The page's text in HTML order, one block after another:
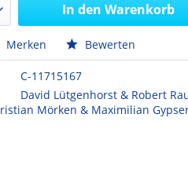
In den Warenkorb
Merken Bewerten
C-11715167
David Lütgenhorst & Robert
Mörken & Maximilian